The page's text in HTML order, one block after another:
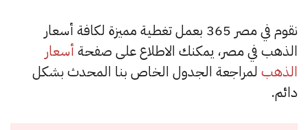
نقوم في مصر 365 بعمل تغطية مميزة لكافة أسعار
الذهب في مصر، يمكنك الاطلاع على صفحة أسعار
الذهب لمراجعة الجدول الخاص بنا المحدث بشكل
دائم.